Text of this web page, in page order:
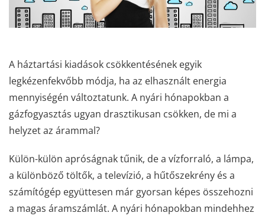
A háztartási kiadások csökkentésének egyik
legkézenfekvőbb módja, ha az elhasznált energia
mennyiségén változtatunk. A nyári hónapokban a
gázfogyasztás ugyan drasztikusan csökken, de mi a
helyzet az árammal?
Külön-külön apróságnak tűnik, de a vízforraló, a lámpa,
a különböző töltők, a televízió, a hűtőszekrény és a
számítógép együttesen már gyorsan képes összehozni
a magas áramszámlát. A nyári hónapokban mindehhez